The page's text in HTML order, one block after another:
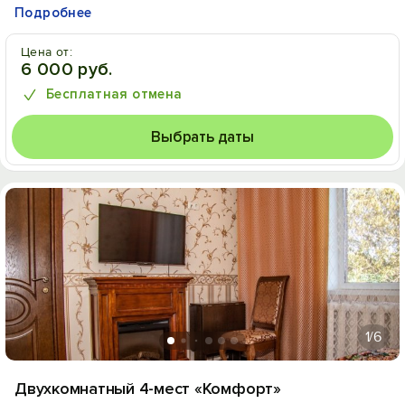
Подробнее
Цена от:
6 000 руб.
Бесплатная отмена
Выбрать даты
1/6
Двухкомнатный 4-мест «Комфорт»